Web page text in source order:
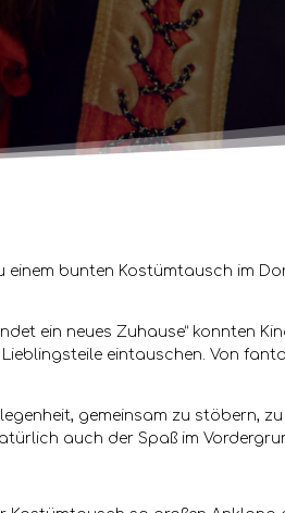
einem bunten Kostümtausch im
ein neues Zuhause“ konnten
eintauschen. Von
gemeinsam zu stöbern,
auch der Spaß im